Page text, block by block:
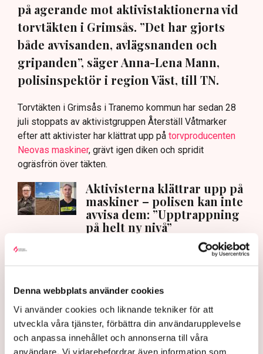
Denna webbplats använder cookies
Vi använder cookies och liknande tekniker för att
utveckla våra tjänster, förbättra din användarupplevelse
och anpassa innehållet och annonserna till våra
användare. Vi vidarebefordrar även information som
på agerande mot aktivistaktionerna vid
torvtäkten i Grimsås. ”Det har gjorts
både avvisanden, avlägsnanden och
gripanden”, säger Anna-Lena Mann,
polisinspektör i region Väst, till TN.
Torvtäkten i Grimsås i Tranemo kommun har sedan 28
juli stoppats av aktivistgruppen Återställ Våtmarker
efter att aktivister har klättrat upp på torvproducenten
Neovas maskiner, grävt igen diken och spridit
ogräsfrön över täkten.
Aktivisterna klättrar upp på
maskiner – polisen kan inte
avvisa dem: ”Upptrappning
på helt ny nivå”
Torvtäkten i Grimsås har stoppats av aktivister
sedan 28 juli.
Polisen kritiseras för bristande agerande vid
aktionerna.